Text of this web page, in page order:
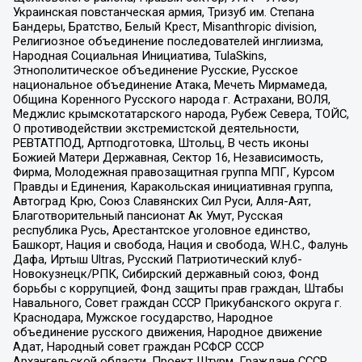
Украинская повстанческая армия, Тризуб им. Степана
Бандеры, Братство, Белый Крест, Misanthropic division,
Религиозное объединение последователей инглиизма,
Народная Социальная Инициатива, TulaSkins,
Этнополитическое объединение Русские, Русское
национальное объединение Атака, Мечеть Мирмамеда,
Община Коренного Русского народа г. Астрахани, ВОЛЯ,
Меджлис крымскотатарского народа, Рубеж Севера, ТОЙС,
О противодействии экстремистской деятельности,
РЕВТАТПОД, Артподготовка, Штольц, В честь иконы
Божией Матери Державная, Сектор 16, Независимость,
Фирма, Молодежная правозащитная группа МПГ, Курсом
Правды и Единения, Каракольская инициативная группа,
Автоград Крю, Союз Славянских Сил Руси, Алля-Аят,
Благотворительный пансионат Ак Умут, Русская
республика Русь, Арестантское уголовное единство,
Башкорт, Нация и свобода, Нация и свобода, W.H.С., Фалунь
Дафа, Иртыш Ultras, Русский Патриотический клуб-
Новокузнецк/РПК, Сибирский державный союз, Фонд
борьбы с коррупцией, Фонд защиты прав граждан, Штабы
Навального, Совет граждан СССР Прикубанского округа г.
Краснодара, Мужское государство, Народное
объединение русского движения, Народное движение
Адат, Народный совет граждан РСФСР СССР